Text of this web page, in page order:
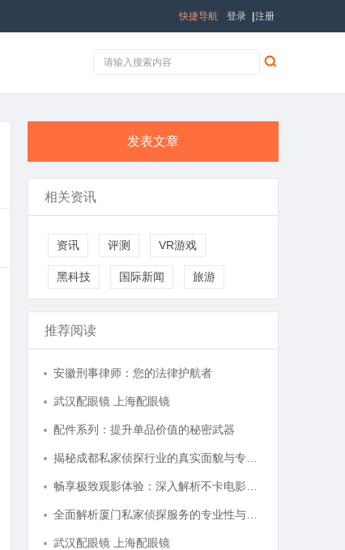
登录 注册
快捷导航
发表文章
相关资讯
资讯 评测 VR游戏
黑科技 国际新闻 旅游
推荐阅读
安徽刑事律师：您的法律护航者
武汉配眼镜 上海配眼镜
配件系列：提升单品价值的秘密武器
武汉配眼镜 上海配眼镜